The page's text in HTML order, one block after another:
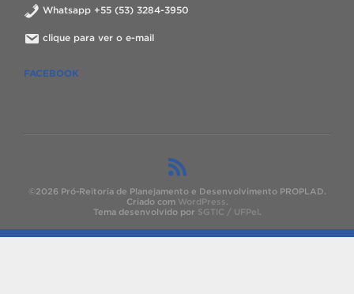
Whatsapp +55 (53) 3284-3950
clique para ver o e-mail
FACEBOOK
©2026 Pró-Reitoria de Planejamento e Desenvolvimento PROPLAD.
Criado com WordPress.
Tema desenvolvido por SGTIC / UFPel.